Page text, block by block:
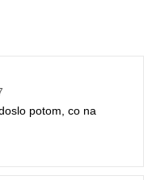
potom, co na